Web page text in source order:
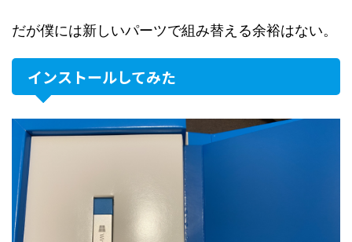
だが僕には新しいパーツで組み替える余裕はない。
インストールしてみた